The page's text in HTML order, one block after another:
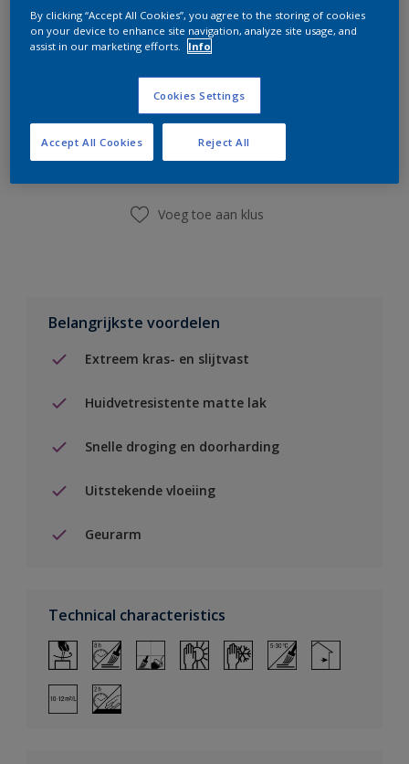
Boodschappenlijst
Vind een winkel
Voeg toe aan klus
Belangrijkste voordelen
Extreem kras- en slijtvast
Huidvetresistente matte lak
Snelle droging en doorharding
Uitstekende vloeiing
Geurarm
Technical characteristics
By clicking “Accept All Cookies”, you agree to the storing of cookies
on your device to enhance site navigation, analyze site usage, and
assist in our marketing efforts.
Info
Cookies Settings
Reject All
Accept All Cookies